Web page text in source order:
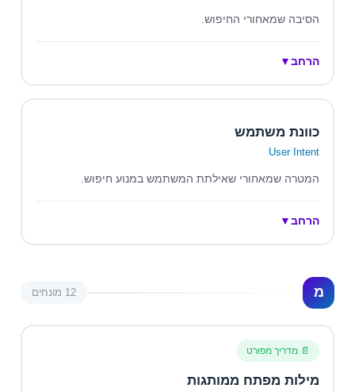
הסיבה שמאחורי החיפוש.
הרחב▼
כוונת משתמש
User Intent
המטרה שמאחורי שאילתת המשתמש במנוע חיפוש.
הרחב▼
מ 12 מונחים
📄 מדריך מפורט
מילות מפתח ממותגות